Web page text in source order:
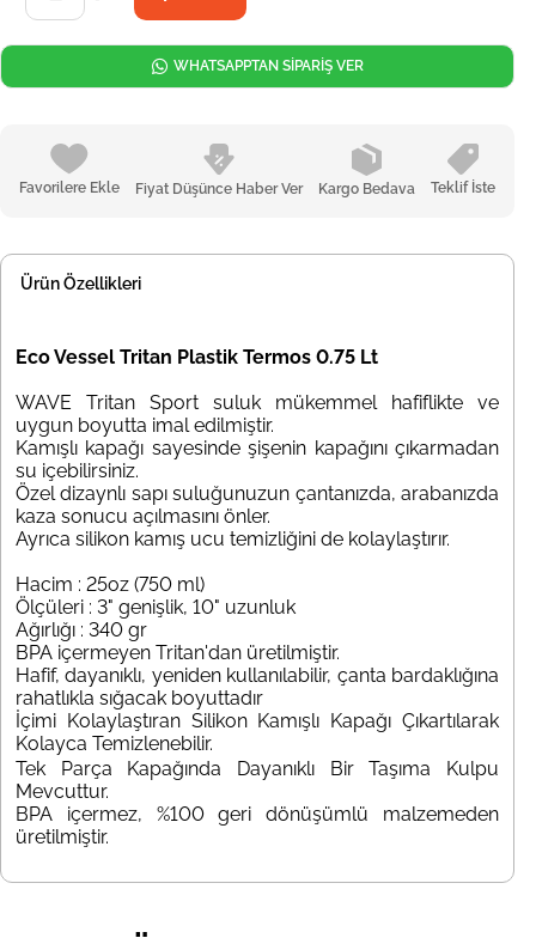
Favorilere Ekle Fiyat Düşünce Haber Ver Kargo Bedava Teklif İste
WHATSAPPTAN SİPARİŞ VER
Ürün Özellikleri
Eco Vessel Tritan Plastik Termos 0.75 Lt
WAVE Tritan Sportsuluk mükemmel hafiflikte ve
uygun boyutta imal edilmiştir.
Kamışlı kapağı sayesinde şişenin kapağını çıkarmadan
su içebilirsiniz.
Özel dizaynlı sapı suluğunuzun çantanızda, arabanızda
kaza sonucu açılmasını önler.
Ayrıca silikon kamış ucu temizliğini de kolaylaştırır.
Hacim : 25oz (750 ml)
Ölçüleri : 3" genişlik, 10" uzunluk
Ağırlığı : 340 gr
BPA içermeyen Tritan'dan üretilmiştir.
Hafif, dayanıklı, yeniden kullanılabilir, çanta bardaklığına
rahatlıkla sığacak boyuttadır
İçimi Kolaylaştıran Silikon Kamışlı Kapağı Çıkartılarak
Kolayca Temizlenebilir.
Tek Parça Kapağında Dayanıklı Bir Taşıma Kulpu
Mevcuttur.
BPA içermez, %100 geri dönüşümlü malzemeden
üretilmiştir.